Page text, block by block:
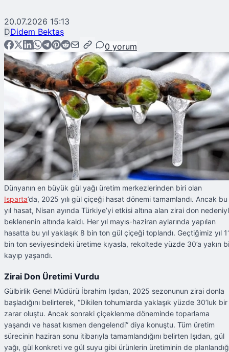
20.07.2026 15:13
DDidem Bektaş
0 yorum
Dünyanın en büyük gül yağı üretim merkezlerinden biri olan
Isparta’da, 2025 yılı gül çiçeği hasat dönemi tamamlandı. Ancak bu
yıl hasat, Nisan ayında Türkiye’yi etkisi altına alan zirai don
beklenenin altında kaldı. Her yıl mayıs-haziran aylarında yapılan
hasatta bu yıl yaklaşık 8 bin ton gül çiçeği toplandı. Geçtiğimiz yıl
bin ton seviyesindeki üretime kıyasla, rekoltede yüzde 30’a yakın
kayıp yaşandı.
Zirai Don Üretimi Vurdu
Gülbirlik Genel Müdürü İbrahim Işıdan, 2025 sezonunun zirai donla
başladığını belirterek, “Dikilen tohumlarda yaklaşık yüzde 30’luk bir
zarar oluştu. Ancak sonraki çiçeklenme döneminde toparlama
yaşandı ve hasat kısmen dengelendi” diya konuştu. Tüm üretim
sürecinin haziran sonu itibarıyla tamamlandığını belirten Işıdan, gül
yağı, gül konkreti ve gül suyu gibi ürünlerin üretiminin de